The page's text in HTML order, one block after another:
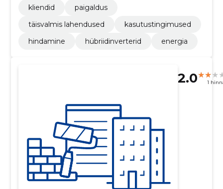
kliendid
paigaldus
täisvalmis lahendused
kasutustingimused
hindamine
hübriidinverterid energia
2.0 1